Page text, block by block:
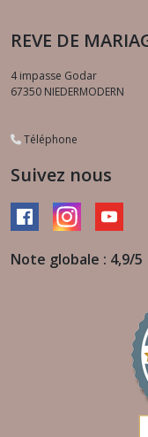
REVE DE
4 impasse Godar
67350 NIEDERMODERN
Téléphone
Suivez nous
Note globale : 4,9/5